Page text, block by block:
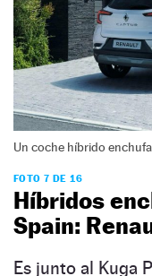
Un coche híbrido
FOTO 7 DE 16
Híbridos
Spain:
Es junto al Kuga